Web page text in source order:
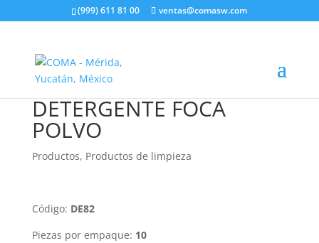
(999) 611 81 00 ventas@comasw.com
DETERGENTE FOCA
POLVO
Productos, Productos de limpieza
Código: DE82
Piezas por empaque: 10